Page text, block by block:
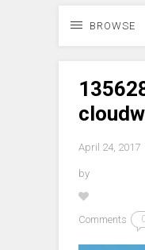
BROWSE
April 24, 2017
by
Comments